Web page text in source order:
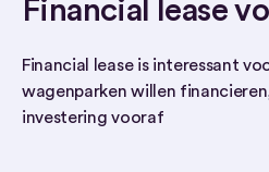
Financial lease
Financial lease is interessant
wagenparken willen
investering vooraf